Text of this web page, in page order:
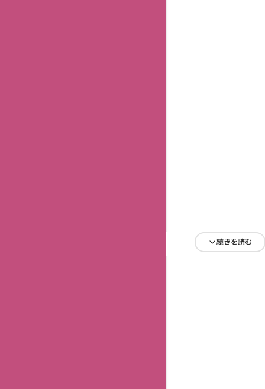
続きを読む
続きを読む
続きを読む
続きを読む
続きを読む
続きを読む
続きを読む
続きを読む
続きを読む
続きを読む
続きを読む
続きを読む
続きを読む
続きを読む
続きを読む
続きを読む
続きを読む
続きを読む
続きを読む
続きを読む